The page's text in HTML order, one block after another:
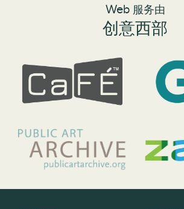
Web 服务由
创意西部